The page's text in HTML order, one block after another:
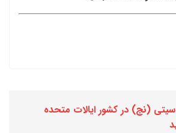
(نج) در کشور ایالات متحده